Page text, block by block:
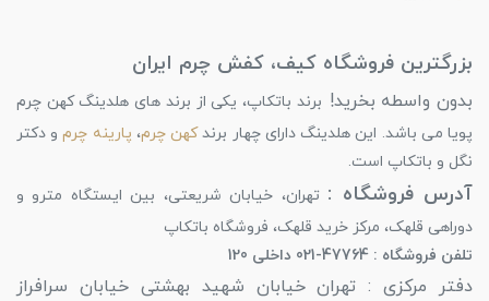
بزرگترین فروشگاه کیف، کفش چرم ایران
بدون واسطه بخرید! برند باتکاپ، یکی از برند های هلدینگ کهن چرم
پویا می باشد. این هلدینگ دارای چهار برندکهن چرم، پارینه چرمو دکتر
نگل و باتکاپ است.
آدرس فروشگاه : تهران، خیابان شریعتی، بین ایستگاه مترو و
دوراهی قلهک، مرکز خرید قلهک، فروشگاه باتکاپ
تلفن فروشگاه : 47764-021 داخلی 120
دفتر مرکزی : تهران خیابان شهید بهشتی خیابان سرافراز